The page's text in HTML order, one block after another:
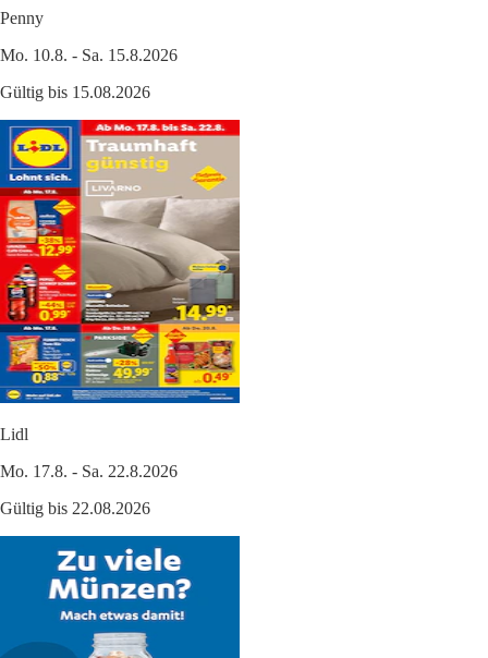
Penny
Mo. 10.8. - Sa. 15.8.2026
Gültig bis 15.08.2026
Lidl
Mo. 17.8. - Sa. 22.8.2026
Gültig bis 22.08.2026